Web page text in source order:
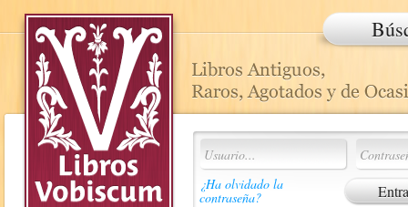
¿Ha olvidado la
contraseña?